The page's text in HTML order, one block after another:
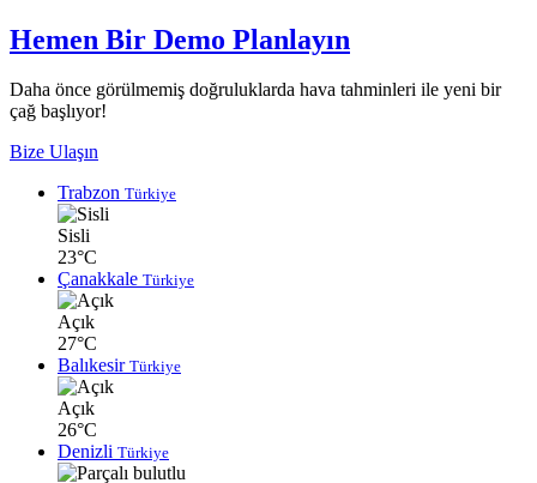
Hemen Bir Demo Planlayın
Daha önce görülmemiş doğruluklarda hava tahminleri ile yeni bir
çağ başlıyor!
Bize Ulaşın
Trabzon Türkiye
Sisli
23°C
Çanakkale Türkiye
Açık
27°C
Balıkesir Türkiye
Açık
26°C
Denizli Türkiye